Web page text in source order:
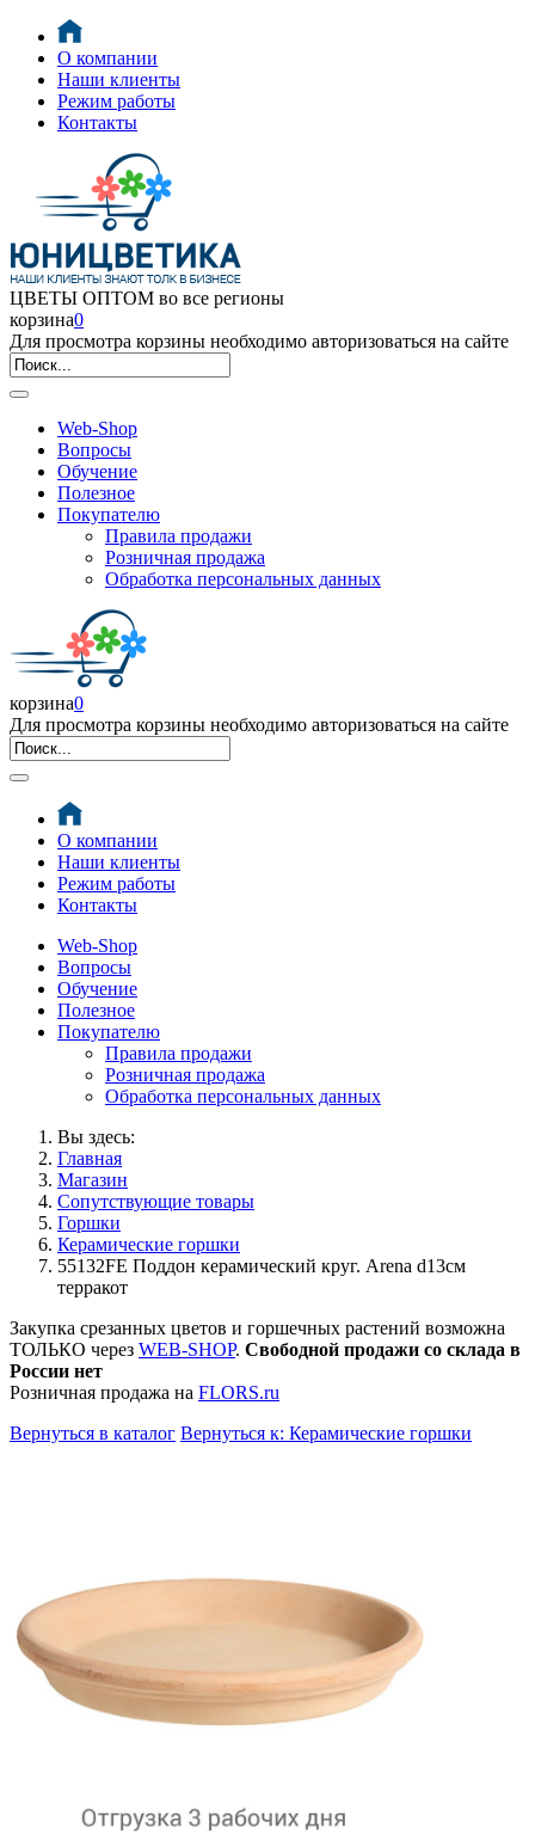
О компании
Наши клиенты
Режим работы
Контакты
ЦВЕТЫ ОПТОМ во все регионы
корзина0
Для просмотра корзины необходимо авторизоваться на сайте
Web-Shop
Вопросы
Обучение
Полезное
Покупателю
Правила продажи
Розничная продажа
Обработка персональных данных
корзина0
Для просмотра корзины необходимо авторизоваться на сайте
О компании
Наши клиенты
Режим работы
Контакты
Web-Shop
Вопросы
Обучение
Полезное
Покупателю
Правила продажи
Розничная продажа
Обработка персональных данных
Вы здесь:
Главная
Магазин
Сопутствующие товары
Горшки
Керамические горшки
55132FE Поддон керамический круг. Arena d13см
терракот
Закупка срезанных цветов и горшечных растений возможна
ТОЛЬКО через WEB-SHOP. Свободной продажи со склада в
России нет
Розничная продажа на FLORS.ru
Вернуться в каталог Вернуться к: Керамические горшки